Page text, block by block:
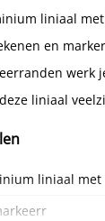
liniaal
en
werk
liniaal
liniaal